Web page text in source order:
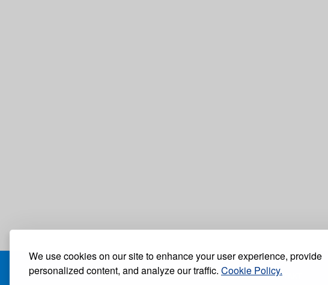
We use cookies on our site to enhance your user experience, provide
personalized content, and analyze our traffic. Cookie Policy.
БЛОГ КОНТАКТ